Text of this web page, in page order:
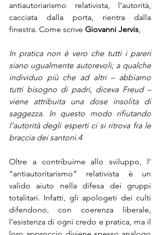
antiautoriarismo relativista, l’autorità,
cacciata dalla porta, rientra dalla
finestra. Come scrive Giovanni Jervis,
In pratica non è vero che tutti i pareri
siano ugualmente autorevoli; a qualche
individuo più che ad altri – abbiamo
tutti bisogno di padri, diceva Freud –
viene attribuita una dose insolita di
saggezza. In questo modo rifiutando
l’autorità degli esperti ci si ritrova fra le
braccia dei santoni.4
Oltre a contribuirne allo sviluppo, l’
“antiautoritarismo” relativista è un
valido aiuto nella difesa dei gruppi
totalitari. Infatti, gli apologeti dei culti
difendono, con coerenza liberale,
l’esistenza di ogni credo e pratica, ma il